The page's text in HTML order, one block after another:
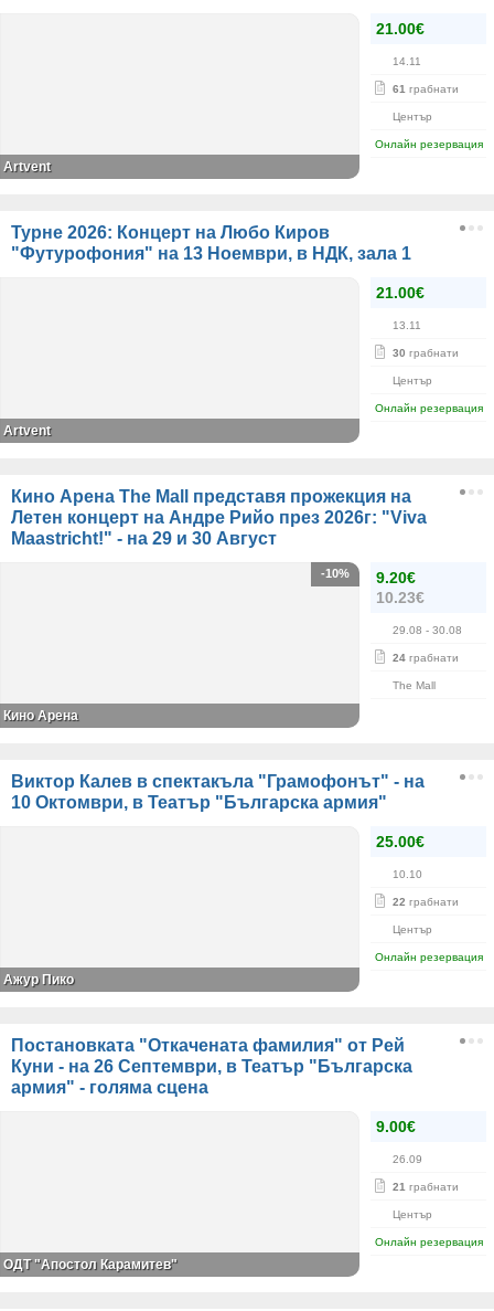
21.00€
14.11
61 грабнати
Център
Онлайн резервация
Artvent
Турне 2026: Концерт на Любо Киров
"Футурофония" на 13 Ноември, в НДК, зала 1
21.00€
13.11
30 грабнати
Център
Онлайн резервация
Artvent
Кино Арена The Mall представя прожекция на
Летен концерт на Андре Рийо през 2026г: "Viva
Maastricht!" - на 29 и 30 Август
9.20€
10.23€
29.08 - 30.08
24 грабнати
The Mall
-10%
Кино Арена
Виктор Калев в спектакъла "Грамофонът" - на
10 Октомври, в Театър "Българска армия"
25.00€
10.10
22 грабнати
Център
Онлайн резервация
Ажур Пико
Постановката "Откачената фамилия" от Рей
Куни - на 26 Септември, в Театър "Българска
армия" - голяма сцена
9.00€
26.09
21 грабнати
Център
Онлайн резервация
ОДТ "Апостол Карамитев"